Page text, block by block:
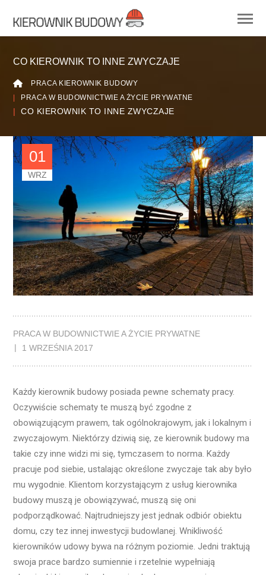
CO KIEROWNIK TO INNE ZWYCZAJE
PRACA KIEROWNIK BUDOWY
PRACA W BUDOWNICTWIE A ŻYCIE PRYWATNE
CO KIEROWNIK TO INNE ZWYCZAJE
01
WRZ
PRACA W BUDOWNICTWIE A ŻYCIE PRYWATNE
1 WRZEŚNIA 2017
Każdy kierownik budowy posiada pewne schematy pracy.
Oczywiście schematy te muszą być zgodne z
obowiązującym prawem, tak ogólnokrajowym, jak i lokalnym i
zwyczajowym. Niektórzy dziwią się, ze kierownik budowy ma
takie czy inne widzi mi się, tymczasem to norma. Każdy
pracuje pod siebie, ustalając określone zwyczaje tak aby było
mu wygodnie. Klientom korzystającym z usług kierownika
budowy muszą je obowiązywać, muszą się oni
podporządkować. Najtrudniejszy jest jednak odbiór obiektu
domu, czy tez innej inwestycji budowlanej. Wnikliwość
kierowników udowy bywa na różnym poziomie. Jedni traktują
swoja prace bardzo sumiennie i rzetelnie wypełniają